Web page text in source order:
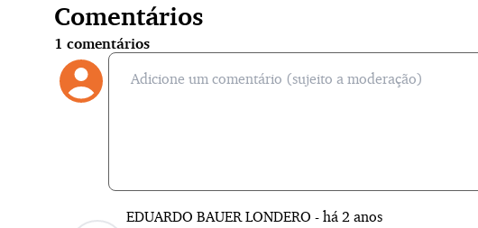
Comentários
1 comentários
EDUARDO BAUER LONDERO - há 2 anos